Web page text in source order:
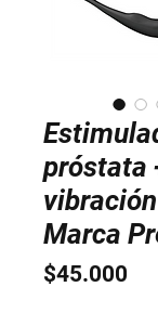
próstata
Marca
$45.000